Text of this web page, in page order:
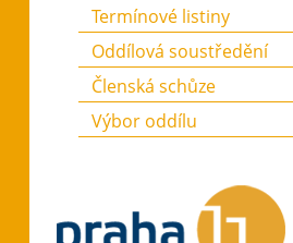
Termínové listiny
Oddílová soustředění
Členská schůze
Výbor oddílu